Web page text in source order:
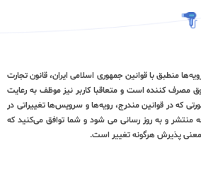
منطبق با قوانین جمهوری اسلامی ایران، قانون تجارت
مصرف کننده است و متعاقبا کاربر نیز موظف به رعایت
که در قوانین مندرج، رویه‏‌ها و سرویس‏‌ها تغییراتی در
منتشر و به روز رسانی می شود و شما توافق می‏‌کنید که
پذیرش هرگونه تغییر است.